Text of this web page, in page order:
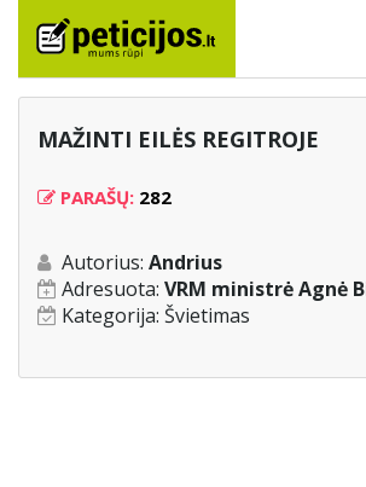
MAŽINTI EILĖS REGITROJE
PARAŠŲ: 282
Autorius: Andrius
Adresuota: VRM ministrė Agnė
Kategorija: Švietimas